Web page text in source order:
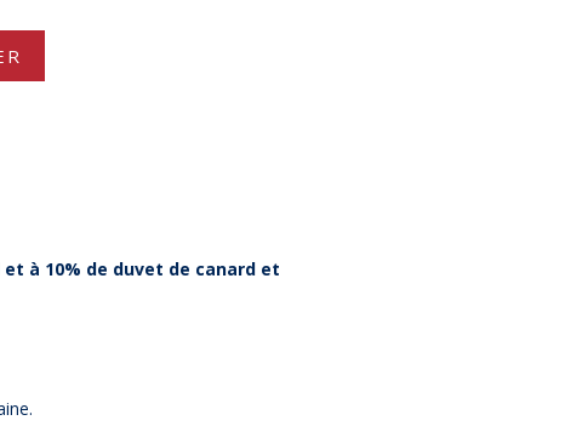
à 10% de duvet de canard et